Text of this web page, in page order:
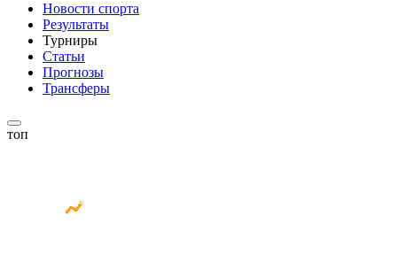
Новости спорта
Результаты
Турниры
Статьи
Прогнозы
Трансферы
топ